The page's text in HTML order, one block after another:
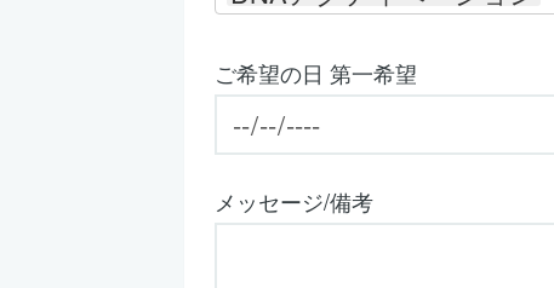
ご希望の日 第一希望
メッセージ/備考